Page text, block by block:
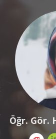
Öğr. Gör.